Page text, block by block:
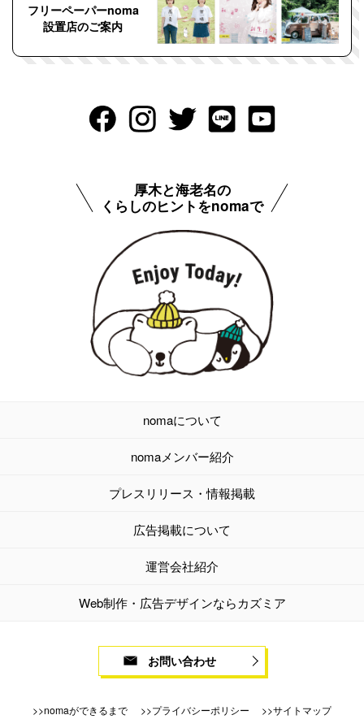
フリーペーパーnoma
設置店のご案内
厚木と海老名の
くらしのヒントをnomaで
nomaについて
nomaメンバー紹介
プレスリリース・情報掲載
広告掲載について
運営会社紹介
Web制作・広告デザインならカズミア
お問い合わせ
nomaができるまで プライバシーポリシー サイトマップ